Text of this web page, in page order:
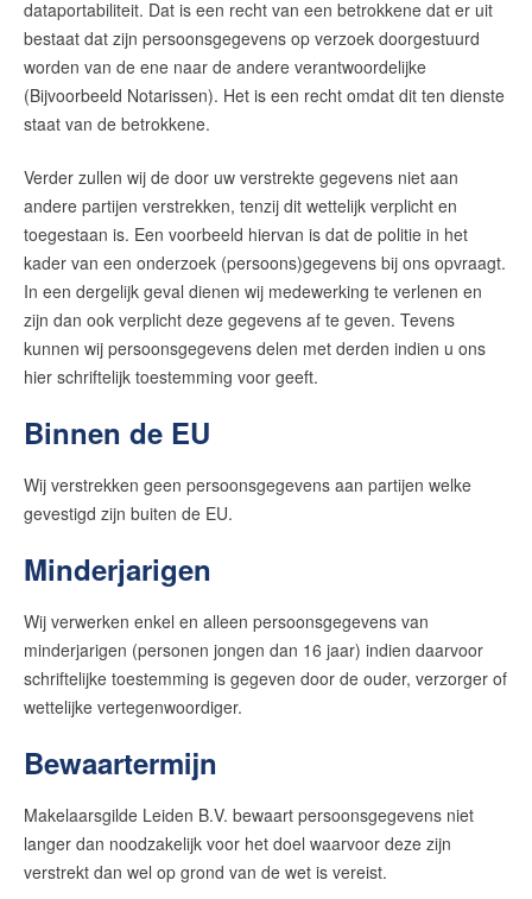
dataportabiliteit. Dat is een recht van een betrokkene dat er uit
bestaat dat zijn persoonsgegevens op verzoek doorgestuurd
worden van de ene naar de andere verantwoordelijke
(Bijvoorbeeld Notarissen). Het is een recht omdat dit ten dienste
staat van de betrokkene.
Verder zullen wij de door uw verstrekte gegevens niet aan
andere partijen verstrekken, tenzij dit wettelijk verplicht en
toegestaan is. Een voorbeeld hiervan is dat de politie in het
kader van een onderzoek (persoons)gegevens bij ons opvraagt.
In een dergelijk geval dienen wij medewerking te verlenen en
zijn dan ook verplicht deze gegevens af te geven. Tevens
kunnen wij persoonsgegevens delen met derden indien u ons
hier schriftelijk toestemming voor geeft.
Binnen de EU
Wij verstrekken geen persoonsgegevens aan partijen welke
gevestigd zijn buiten de EU.
Minderjarigen
Wij verwerken enkel en alleen persoonsgegevens van
minderjarigen (personen jongen dan 16 jaar) indien daarvoor
schriftelijke toestemming is gegeven door de ouder, verzorger of
wettelijke vertegenwoordiger.
Bewaartermijn
Makelaarsgilde Leiden B.V. bewaart persoonsgegevens niet
langer dan noodzakelijk voor het doel waarvoor deze zijn
verstrekt dan wel op grond van de wet is vereist.